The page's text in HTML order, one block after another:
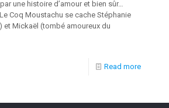
une histoire d’amour et bien sûr…
Coq Moustachu se cache Stéphanie
et Mickaël (tombé amoureux du
Read more